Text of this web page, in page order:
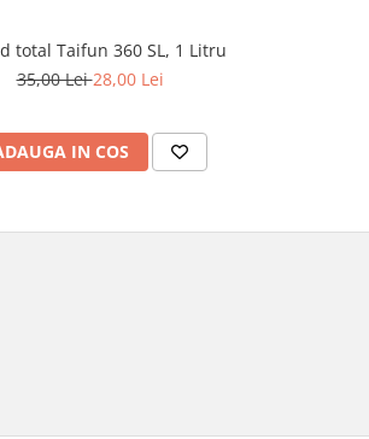
total Taifun 360 SL, 1 Litru
35,00 Lei28,00 Lei
IN COS